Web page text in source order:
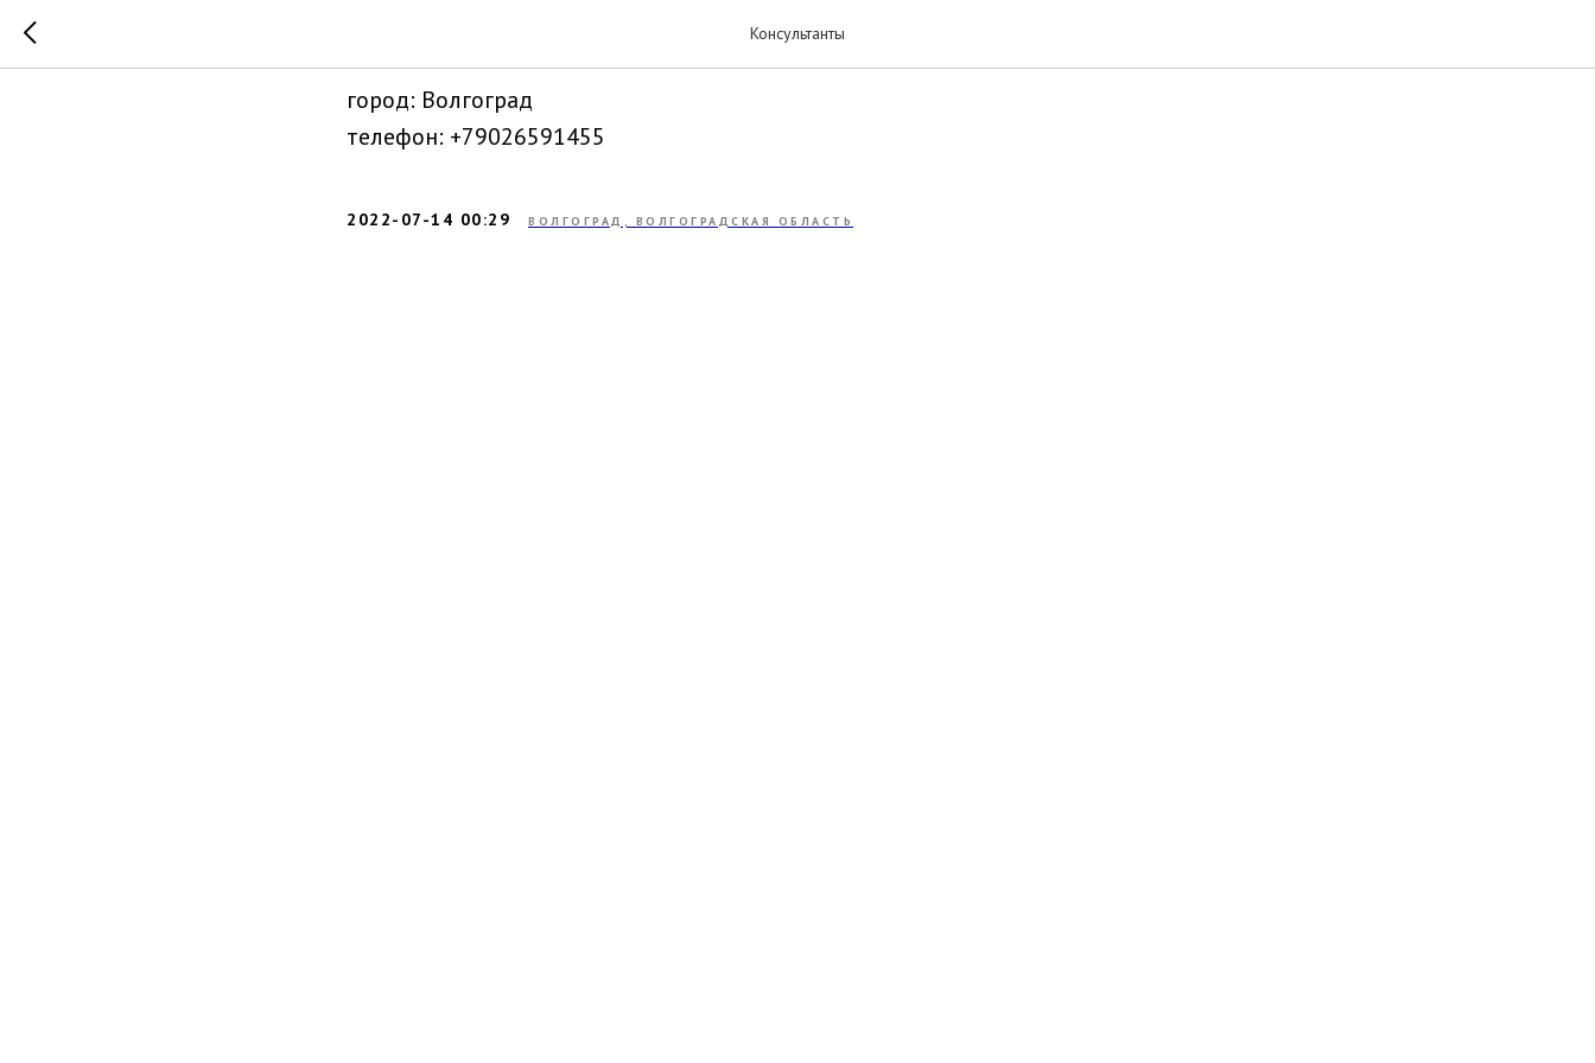
Консультанты
город: Волгоград
телефон: +79026591455
2022-07-14 00:29 ВОЛГОГРАД, ВОЛГОГРАДСКАЯ ОБЛАСТЬ